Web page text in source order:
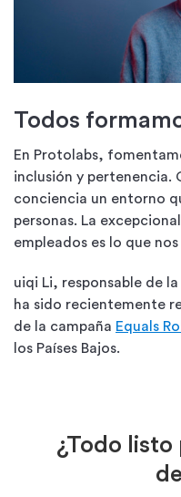
Todos
En Protolabs,
inclusión y pertenencia.
conciencia un entorno
personas. La
empleados es lo que
uiqi Li, responsable de
ha sido recientemente
de la campaña Equals
los Países Bajos.
¿Todo listo